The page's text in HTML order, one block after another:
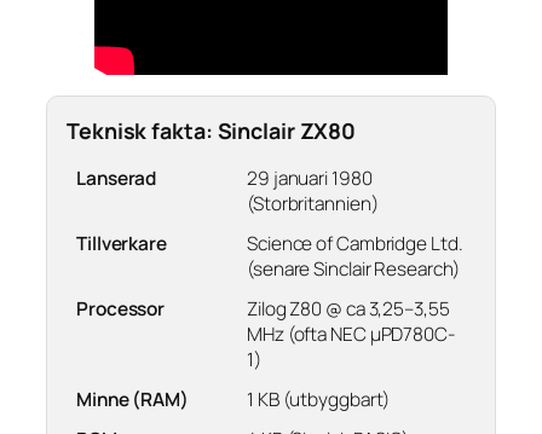
Teknisk fakta: Sinclair ZX80
Lanserad
29 januari 1980
(Storbritannien)
Tillverkare
Science of Cambridge Ltd.
(senare Sinclair Research)
Processor
Zilog Z80 @ ca 3,25–3,55
MHz (ofta NEC μPD780C-
1)
Minne (RAM)
1 KB (utbyggbart)